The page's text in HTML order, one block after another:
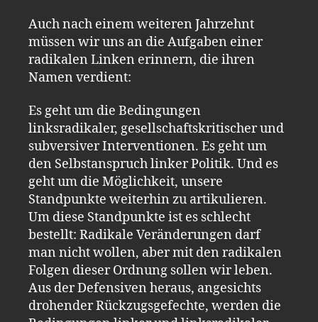
Auch nach einem weiteren Jahrzehnt
müssen wir uns an die Aufgaben einer
radikalen Linken erinnern, die ihren
Namen verdient:
Es geht um die Bedingungen
linksradikaler, gesellschaftskritischer und
subversiver Interventionen. Es geht um
den Selbstanspruch linker Politik. Und es
geht um die Möglichkeit, unsere
Standpunkte weiterhin zu artikulieren.
Um diese Standpunkte ist es schlecht
bestellt: Radikale Veränderungen darf
man nicht wollen, aber mit den radikalen
Folgen dieser Ordnung sollen wir leben.
Aus der Defensiven heraus, angesichts
drohender Rückzugsgefechte, werden die